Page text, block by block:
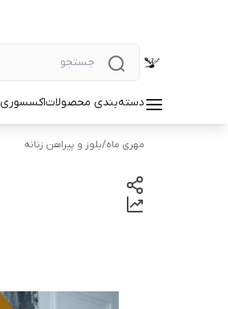
دسته‌بندی محصولاتاکسسوری
مهری ماه/بلوز و پیراهن زنانه